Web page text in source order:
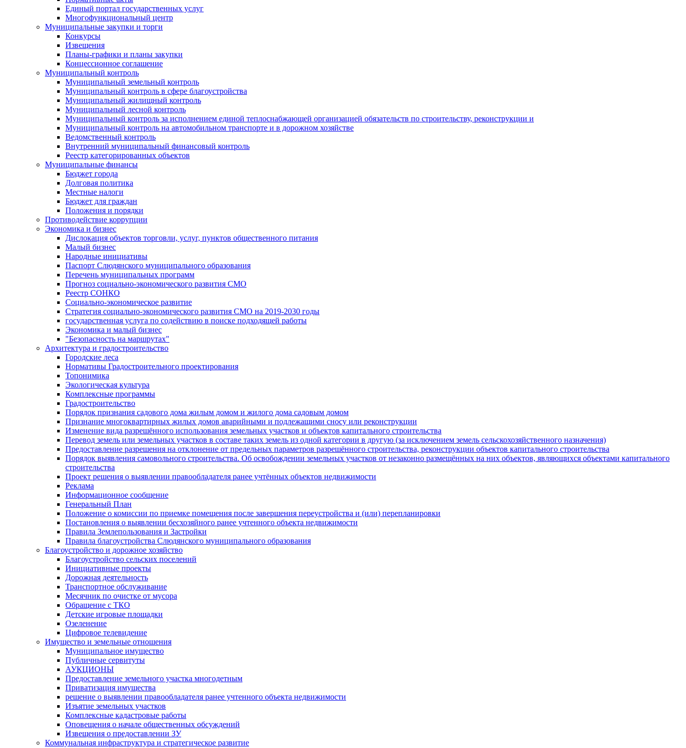
Единый портал государственных услуг
Многофункциональный центр
Муниципальные закупки и торги
Конкурсы
Извещения
Планы-графики и планы закупки
Концессионное соглашение
Муниципальный контроль
Муниципальный земельный контроль
Муниципальный контроль в сфере благоустройства
Муниципальный жилищный контроль
Муниципальный лесной контроль
Муниципальный контроль за исполнением единой теплоснабжающей организацией обязательств по строительству, реконструкции и
Муниципальный контроль на автомобильном транспорте и в дорожном хозяйстве
Ведомственный контроль
Внутренний муниципальный финансовый контроль
Реестр категорированных объектов
Муниципальные финансы
Бюджет города
Долговая политика
Местные налоги
Бюджет для граждан
Положения и порядки
Противодействие коррупции
Экономика и бизнес
Дислокация объектов торговли, услуг, пунктов общественного питания
Малый бизнес
Народные инициативы
Паспорт Слюдянского муниципального образования
Перечень муниципальных программ
Прогноз социально-экономического развития СМО
Реестр СОНКО
Социально-экономическое развитие
Стратегия социально-экономического развития СМО на 2019-2030 годы
государственная услуга по содействию в поиске подходящей работы
Экономика и малый бизнес
"Безопасность на маршрутах"
Архитектура и градостроительство
Городские леса
Нормативы Градостроительного проектирования
Топонимика
Экологическая культура
Комплексные программы
Градостроительство
Порядок признания садового дома жилым домом и жилого дома садовым домом
Признание многоквартирных жилых домов аварийными и подлежащими сносу или реконструкции
Изменение вида разрешённого использования земельных участков и объектов капитального строительства
Перевод земель или земельных участков в составе таких земель из одной категории в другую (за исключением земель сельскохозяйственного назначения)
Предоставление разрешения на отклонение от предельных параметров разрешённого строительства, реконструкции объектов капитального строительства
Порядок выявления самовольного строительства. Об освобождении земельных участков от незаконно размещённых на них объектов, являющихся объектами капитального
строительства
Проект решения о выявлении правообладателя ранее учтённых объектов недвижимости
Реклама
Информационное сообщение
Генеральный План
Положение о комиссии по приемке помещения после завершения переустройства и (или) перепланировки
Постановления о выявлении бесхозяйного ранее учтенного объекта недвижимости
Правила Землепользования и Застройки
Правила благоустройства Слюдянского муниципального образования
Благоустройство и дорожное хозяйство
Благоустройство сельских поселений
Инициативные проекты
Дорожная деятельность
Транспортное обслуживание
Месячник по очистке от мусора
Обращение с ТКО
Детские игровые площадки
Озеленение
Цифровое телевидение
Имущество и земельные отношения
Муниципальное имущество
Публичные сервитуты
АУКЦИОНЫ
Предоставление земельного участка многодетным
Приватизация имущества
решение о выявлении правообладателя ранее учтенного объекта недвижимости
Изъятие земельных участков
Комплексные кадастровые работы
Оповещения о начале общественных обсуждений
Извещения о предоставлении ЗУ
Коммунальная инфраструктура и стратегическое развитие